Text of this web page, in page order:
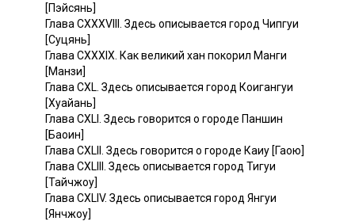
[Пэйсянь]
Глава CXXXVIII. Здесь описывается город Чипгуи
[Суцянь]
Глава CXXXIX. Как великий хан покорил Манги
[Манзи]
Глава CXL. Здесь описывается город Коигангуи
[Хуайань]
Глава CXLI. Здесь говорится о городе Паншин
[Баоин]
Глава CXLII. Здесь говорится о городе Каиу [Гаою]
Глава CXLIII. Здесь описывается город Тигуи
[Тайчжоу]
Глава CXLIV. Здесь описывается город Янгуи
[Янчжоу]